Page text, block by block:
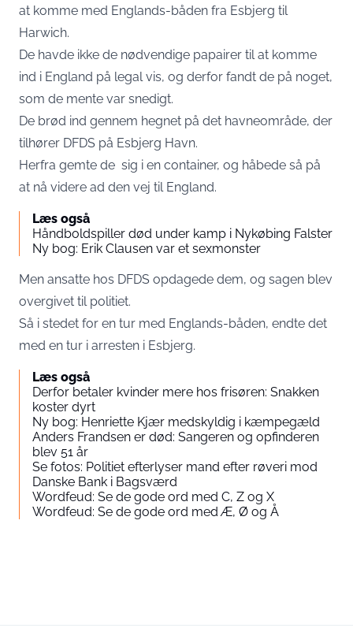
at komme med Englands-båden fra Esbjerg til
Harwich.
De havde ikke de nødvendige papairer til at komme
ind i England på legal vis, og derfor fandt de på noget,
som de mente var snedigt.
De brød ind gennem hegnet på det havneområde, der
tilhører DFDS på Esbjerg Havn.
Herfra gemte de sig i en container, og håbede så på
at nå videre ad den vej til England.
Læs også
Håndboldspiller død under kamp i Nykøbing Falster
Ny bog: Erik Clausen var et sexmonster
Men ansatte hos DFDS opdagede dem, og sagen blev
overgivet til politiet.
Så i stedet for en tur med Englands-båden, endte det
med en tur i arresten i Esbjerg.
Læs også
Derfor betaler kvinder mere hos frisøren: Snakken
koster dyrt
Ny bog: Henriette Kjær medskyldig i kæmpegæld
Anders Frandsen er død: Sangeren og opfinderen
blev 51 år
Se fotos: Politiet efterlyser mand efter røveri mod
Danske Bank i Bagsværd
Wordfeud: Se de gode ord med C, Z og X
Wordfeud: Se de gode ord med Æ, Ø og Å